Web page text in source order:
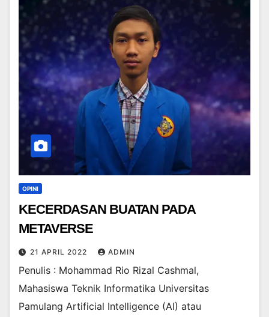
OPINI
KECERDASAN BUATAN PADA
METAVERSE
21 APRIL 2022 ADMIN
Penulis : Mohammad Rio Rizal Cashmal,
Mahasiswa Teknik Informatika Universitas
Pamulang Artificial Intelligence (AI) atau